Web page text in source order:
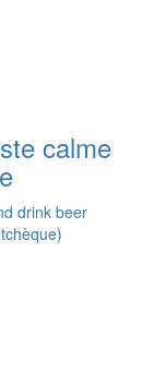
calme
drink beer